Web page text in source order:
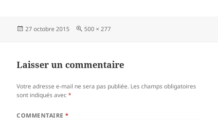
Publié
27 octobre 2015
Taille
500 × 277
Laisser un commentaire
Votre adresse e-mail ne sera pas publiée. Les champs obligatoires
sont indiqués avec*
COMMENTAIRE*